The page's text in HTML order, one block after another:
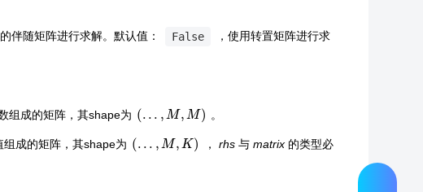
伴随矩阵进行求解。默认值： False
，使用转置矩阵进行求
组成的矩阵，其shape为 ( M, M ) 。
成的矩阵，其shape为 ( M, K ， rhs与 matrix的类型必